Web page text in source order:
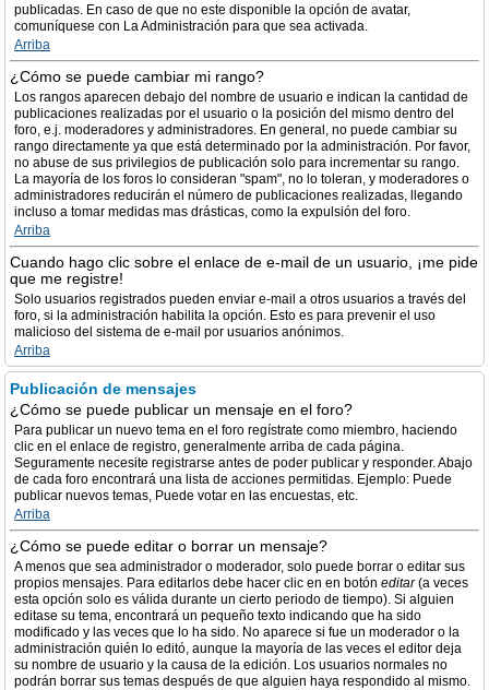
publicadas. En caso de que no este disponible la opción de avatar,
comuníquese con La Administración para que sea activada.
Arriba
¿Cómo se puede cambiar mi rango?
Los rangos aparecen debajo del nombre de usuario e indican la cantidad de
publicaciones realizadas por el usuario o la posición del mismo dentro del
foro, e.j. moderadores y administradores. En general, no puede cambiar su
rango directamente ya que está determinado por la administración. Por favor,
no abuse de sus privilegios de publicación solo para incrementar su rango.
La mayoría de los foros lo consideran "spam", no lo toleran, y moderadores o
administradores reducirán el número de publicaciones realizadas, llegando
incluso a tomar medidas mas drásticas, como la expulsión del foro.
Arriba
Cuando hago clic sobre el enlace de e-mail de un usuario, ¡me pide
que me registre!
Solo usuarios registrados pueden enviar e-mail a otros usuarios a través del
foro, si la administración habilita la opción. Esto es para prevenir el uso
malicioso del sistema de e-mail por usuarios anónimos.
Arriba
Publicación de mensajes
¿Cómo se puede publicar un mensaje en el foro?
Para publicar un nuevo tema en el foro regístrate como miembro, haciendo
clic en el enlace de registro, generalmente arriba de cada página.
Seguramente necesite registrarse antes de poder publicar y responder. Abajo
de cada foro encontrará una lista de acciones permitidas. Ejemplo: Puede
publicar nuevos temas, Puede votar en las encuestas, etc.
Arriba
¿Cómo se puede editar o borrar un mensaje?
A menos que sea administrador o moderador, solo puede borrar o editar sus
propios mensajes. Para editarlos debe hacer clic en en botón editar(a veces
esta opción solo es válida durante un cierto periodo de tiempo). Si alguien
editase su tema, encontrará un pequeño texto indicando que ha sido
modificado y las veces que lo ha sido. No aparece si fue un moderador o la
administración quién lo editó, aunque la mayoría de las veces el editor deja
su nombre de usuario y la causa de la edición. Los usuarios normales no
podrán borrar sus temas después de que alguien haya respondido al mismo.